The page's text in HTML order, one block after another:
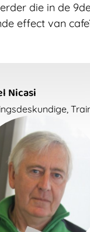
die in de
effect van
opvallend
cafeïne
tot het
verbeteren.
hoe gebruik je het
Trainer
Ruth
Diëtist,